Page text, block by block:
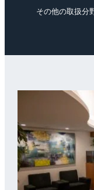
その他の取扱分